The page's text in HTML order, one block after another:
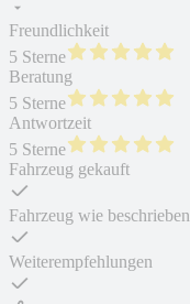
Freundlichkeit
5 Sterne
Beratung
5 Sterne
Antwortzeit
5 Sterne
Fahrzeug gekauft
Fahrzeug wie beschrieben
Weiterempfehlungen